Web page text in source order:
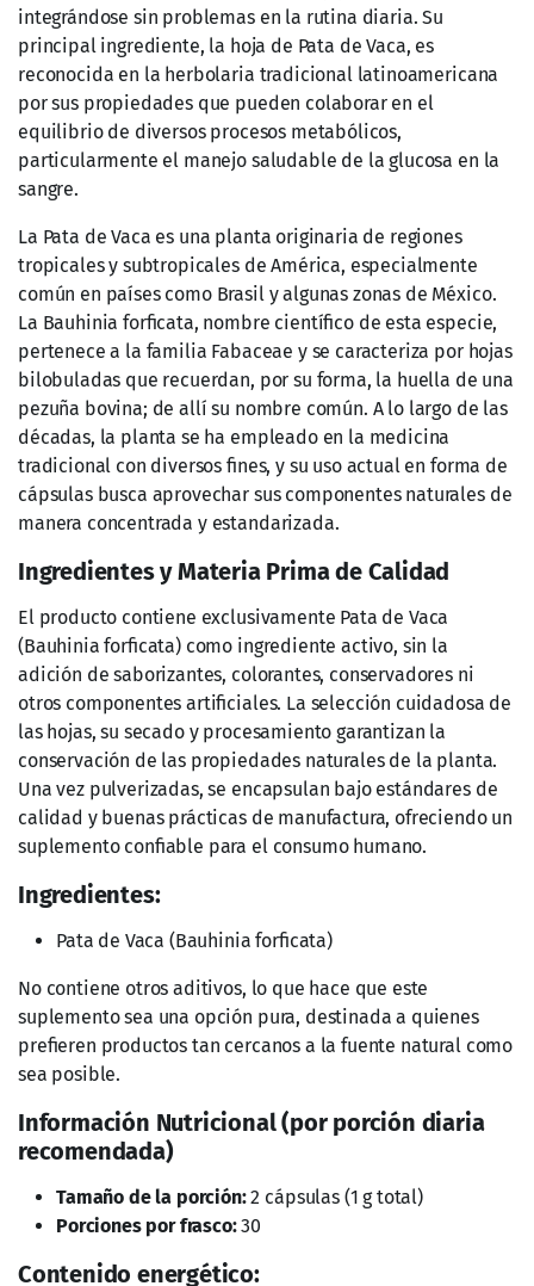
digestión, apoyar la función renal y mejorar la salud
en general. Si bien esta información proviene en gran
medida de la tradición herbolaria, la popularidad de
la Pata de Vaca está respaldada por generaciones de
personas que han confiado en sus propiedades.
Modo de Uso Sugerido
recomienda consumir 2 cápsulas (1 g) al día,
preferiblemente con alimentos. Esta pauta busca
optimizar la absorción de los componentes bioactivos y
disminuir la probabilidad de malestares estomacales, ya
que se ingiere junto con la comida.
Dosis recomendada: 2 cápsulas diarias
Hora de consumo:Con las comidas principales
Precaución:No exceda la porción diaria
recomendada
algunas personas podrían notar beneficios en periodos
relativamente cortos, es importante mantener una
ingesta regular y acompañar con una dieta equilibrada y
actividad física para maximizar los resultados a largo
Cláusula Legal y Leyenda de Responsabilidad
Este producto no es un medicamento.
El consumo de este producto es responsabilidad de
quien lo recomienda y de quien lo usa.
Mantener fuera del alcance de los niños.
No consumir durante el embarazo y lactancia.
Conservar en un lugar fresco y seco.
Ante cualquier duda, consulte a un profesional de la
salud antes de su consumo.
Productos Relacionados